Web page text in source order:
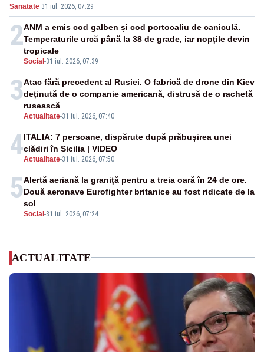
Sanatate·31 iul. 2026, 07:29
2
Social-31 iul. 2026, 07:39
ANM a emis cod galben și cod portocaliu de caniculă.
Temperaturile urcă până la 38 de grade, iar nopțile devin
tropicale
3
Actualitate-31 iul. 2026, 07:40
Atac fără precedent al Rusiei. O fabrică de drone din Kiev
deținută de o companie americană, distrusă de o rachetă
rusească
4Actualitate-31 iul. 2026, 07:50
ITALIA: 7 persoane, dispărute după prăbușirea unei
clădiri în Sicilia | VIDEO
5
Social-31 iul. 2026, 07:24
Alertă aeriană la graniță pentru a treia oară în 24 de ore.
Două aeronave Eurofighter britanice au fost ridicate de la
sol
ACTUALITATE